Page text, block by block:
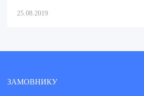
25.08.2019
ЗАМОВНИКУ